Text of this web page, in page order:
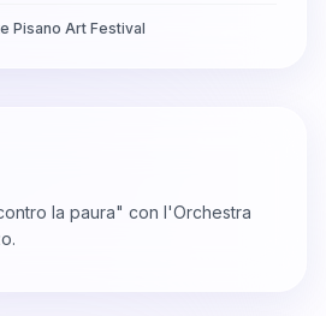
Pisano Art Festival
la paura" con l'Orchestra